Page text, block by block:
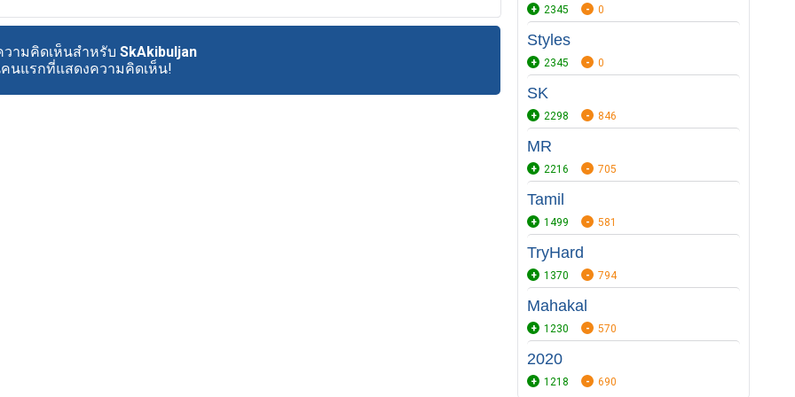
วามคิดเห็นสำหรับ SkAkibuljan
คนแรกที่แสดงความคิดเห็น!
2345 0
Styles
2345 0
SK
2298 846
MR
2216 705
Tamil
1499 581
TryHard
1370 794
Mahakal
1230 570
2020
1218 690